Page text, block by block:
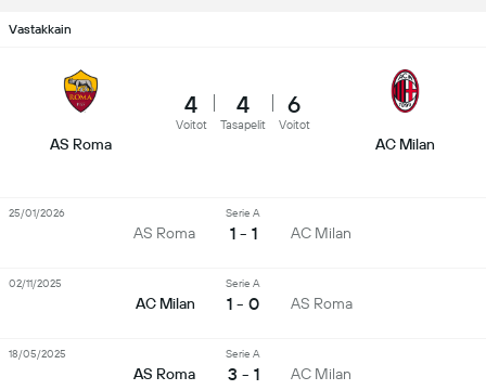
Vastakkain
AS Roma
4
Voitot
4
Tasapelit
6
Voitot
AC Milan
AS Roma
Serie A
1 - 1 AC Milan
25/01/2026
AC Milan
Serie A
1 - 0 AS Roma
02/11/2025
AS Roma
Serie A
3 - 1 AC Milan
18/05/2025